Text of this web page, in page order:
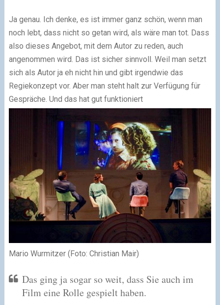
Ja genau. Ich denke, es ist immer ganz schön, wenn man
noch lebt, dass nicht so getan wird, als wäre man tot. Dass
also dieses Angebot, mit dem Autor zu reden, auch
angenommen wird. Das ist sicher sinnvoll. Weil man setzt
sich als Autor ja eh nicht hin und gibt irgendwie das
Regiekonzept vor. Aber man steht halt zur Verfügung für
Gespräche. Und das hat gut funktioniert
Mario Wurmitzer (Foto: Christian Mair)
Das ging ja sogar so weit, dass Sie auch im
Film eine Rolle gespielt haben.